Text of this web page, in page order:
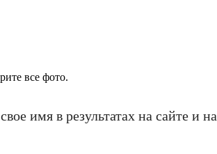
все фото.
имя в результатах на сайте и